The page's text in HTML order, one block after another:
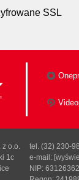
SSL
z o.o.
1c
tel. (32) 230-
e-mail:
NIP: